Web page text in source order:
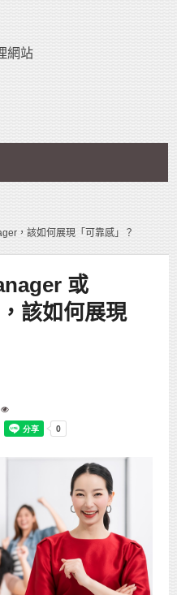
網站
，該如何展現「可靠感」？
或
該如何展現